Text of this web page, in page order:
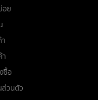
อย
ซื้อ
ส่วนตัว